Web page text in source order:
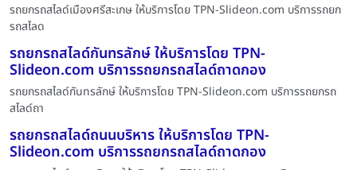
รถยกรถสไลด์เมืองศรีสะเกษ ให้บริการโดย TPN-Slideon.com บริการรถยก
รถสไลด
รถยกรถสไลด์กันทรลักษ์ ให้บริการโดย TPN-
Slideon.com บริการรถยกรถสไลด์ถาดกอง
รถยกรถสไลด์กันทรลักษ์ ให้บริการโดย TPN-Slideon.com บริการรถยกรถ
สไลด์ถา
รถยกรถสไลด์ถนนบริหาร ให้บริการโดย TPN-
Slideon.com บริการรถยกรถสไลด์ถาดกอง